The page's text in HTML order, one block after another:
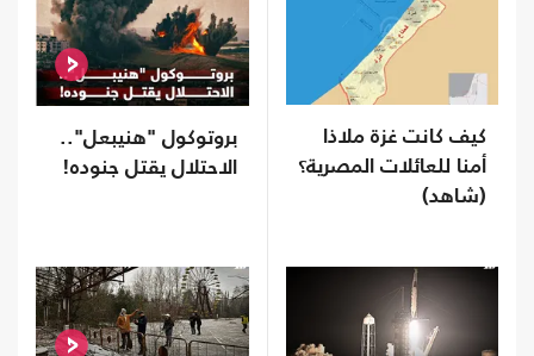
كيف كانت غزة ملاذا
أمنا للعائلات المصرية؟
(شاهد)
بروتوكول "هنيبعل"..
الاحتلال يقتل جنوده!